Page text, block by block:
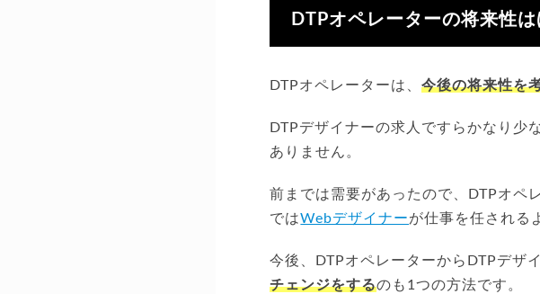
DTPオペレーターの将来性
DTPオペレーターは、今後の将来性を
DTPデザイナーの求人ですらかなり少
ありません。
前までは需要があったので、DTPオペ
ではWebデザイナーが仕事を任される
今後、DTPオペレーターからDTPデザ
チェンジをするのも1つの方法です。